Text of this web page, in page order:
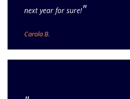
next year for sure!"
Carola B.